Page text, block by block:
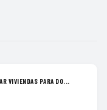
VIVIENDAS PARA DO...